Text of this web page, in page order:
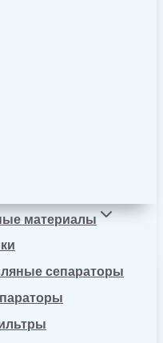
материалы
сепараторы